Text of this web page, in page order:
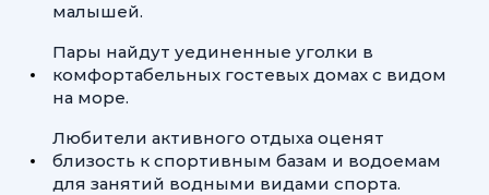
малышей.
Пары найдут уединенные уголки в
комфортабельных гостевых домах с видом
на море.
Любители активного отдыха оценят
близость к спортивным базам и водоемам
для занятий водными видами спорта.